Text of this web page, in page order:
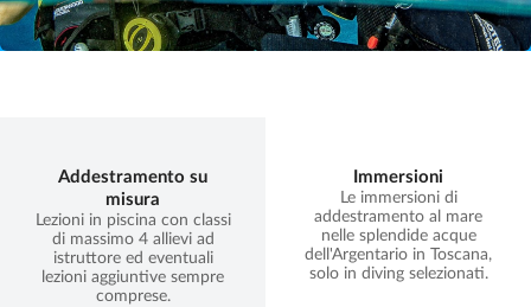
Addestramento su
misura
Lezioni in piscina con classi
di massimo 4 allievi ad
istruttore ed eventuali
lezioni aggiuntive sempre
comprese.
Immersioni
Le immersioni di
addestramento al mare
nelle splendide acque
dell'Argentario in Toscana,
solo in diving selezionati.